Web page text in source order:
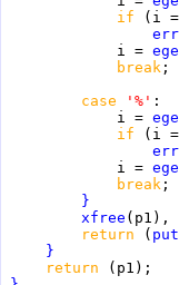
if
(i
             i =
break
case '%'
             i =
if
(i
             i =
break
}
xfree (p1),
return (
}
return